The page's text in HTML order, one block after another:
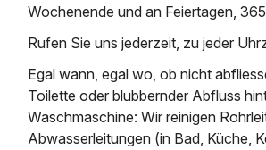
Kontakt
Wochenende und an Feiertagen,
Rufen Sie uns jederzeit, zu jeder
Egal wann, egal wo, ob nicht
Toilette oder blubbernder Abfluss
Waschmaschine: Wir reinigen
Abwasserleitungen (in Bad, Küche,